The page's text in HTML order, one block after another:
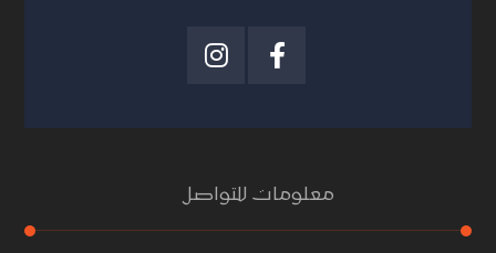
معلومات للتواصل